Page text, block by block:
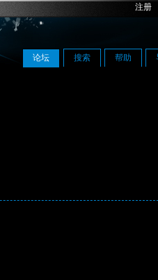
注册
论坛 搜索 帮助